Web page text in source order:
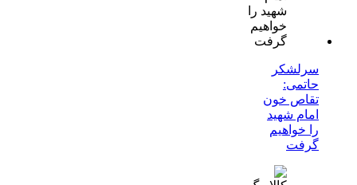
سرلشکر
حاتمی:
تقاص خون
امام شهید
را خواهیم
گرفت